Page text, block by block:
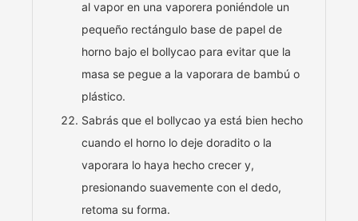
al vapor en una vaporera poniéndole un
pequeño rectángulo base de papel de
horno bajo el bollycao para evitar que la
masa se pegue a la vaporara de bambú o
plástico.
Sabrás que el bollycao ya está bien hecho
cuando el horno lo deje doradito o la
vaporara lo haya hecho crecer y,
presionando suavemente con el dedo,
retoma su forma.